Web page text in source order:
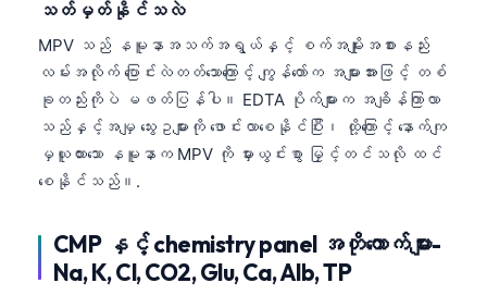
သတ်မှတ်နိုင်သလဲ
MPV သည် နမူနာအသက်အရွယ်နှင့် စက်အမျိုးအစားနည်း
လမ်းအလိုက် ပြောင်းလဲတတ်သောကြောင့် ကျွန်တော်က အများအားဖြင့် တစ်
ခုတည်းကိုပဲ မဖတ်ပြန်ပါ။ EDTA ပိုက်များက အချိန်ကြာလာ
သည်နှင့်အမျှ သွေးဥများကို ဖောင်းလာစေနိုင်ပြီး၊ ထို့ကြောင့် နောက်ကျ
မှယူထားသော နမူနာက MPV ကို မှားယွင်းစွာ မြှင့်တင်သလို ထင်
စေနိုင်သည်။.
CMP နှင့် chemistry panel အတိုကောက်များ-
Na, K, Cl, CO2, Glu, Ca, Alb, TP